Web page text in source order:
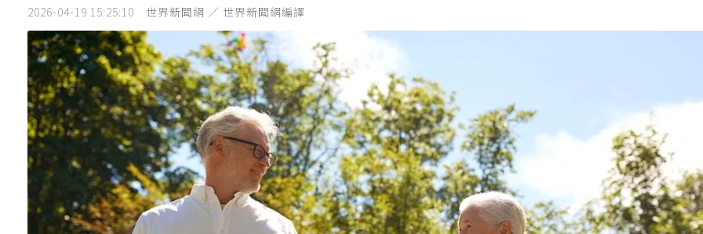
2026-04-19 15:25:10 世界新聞網 ／ 世界新聞網編譯